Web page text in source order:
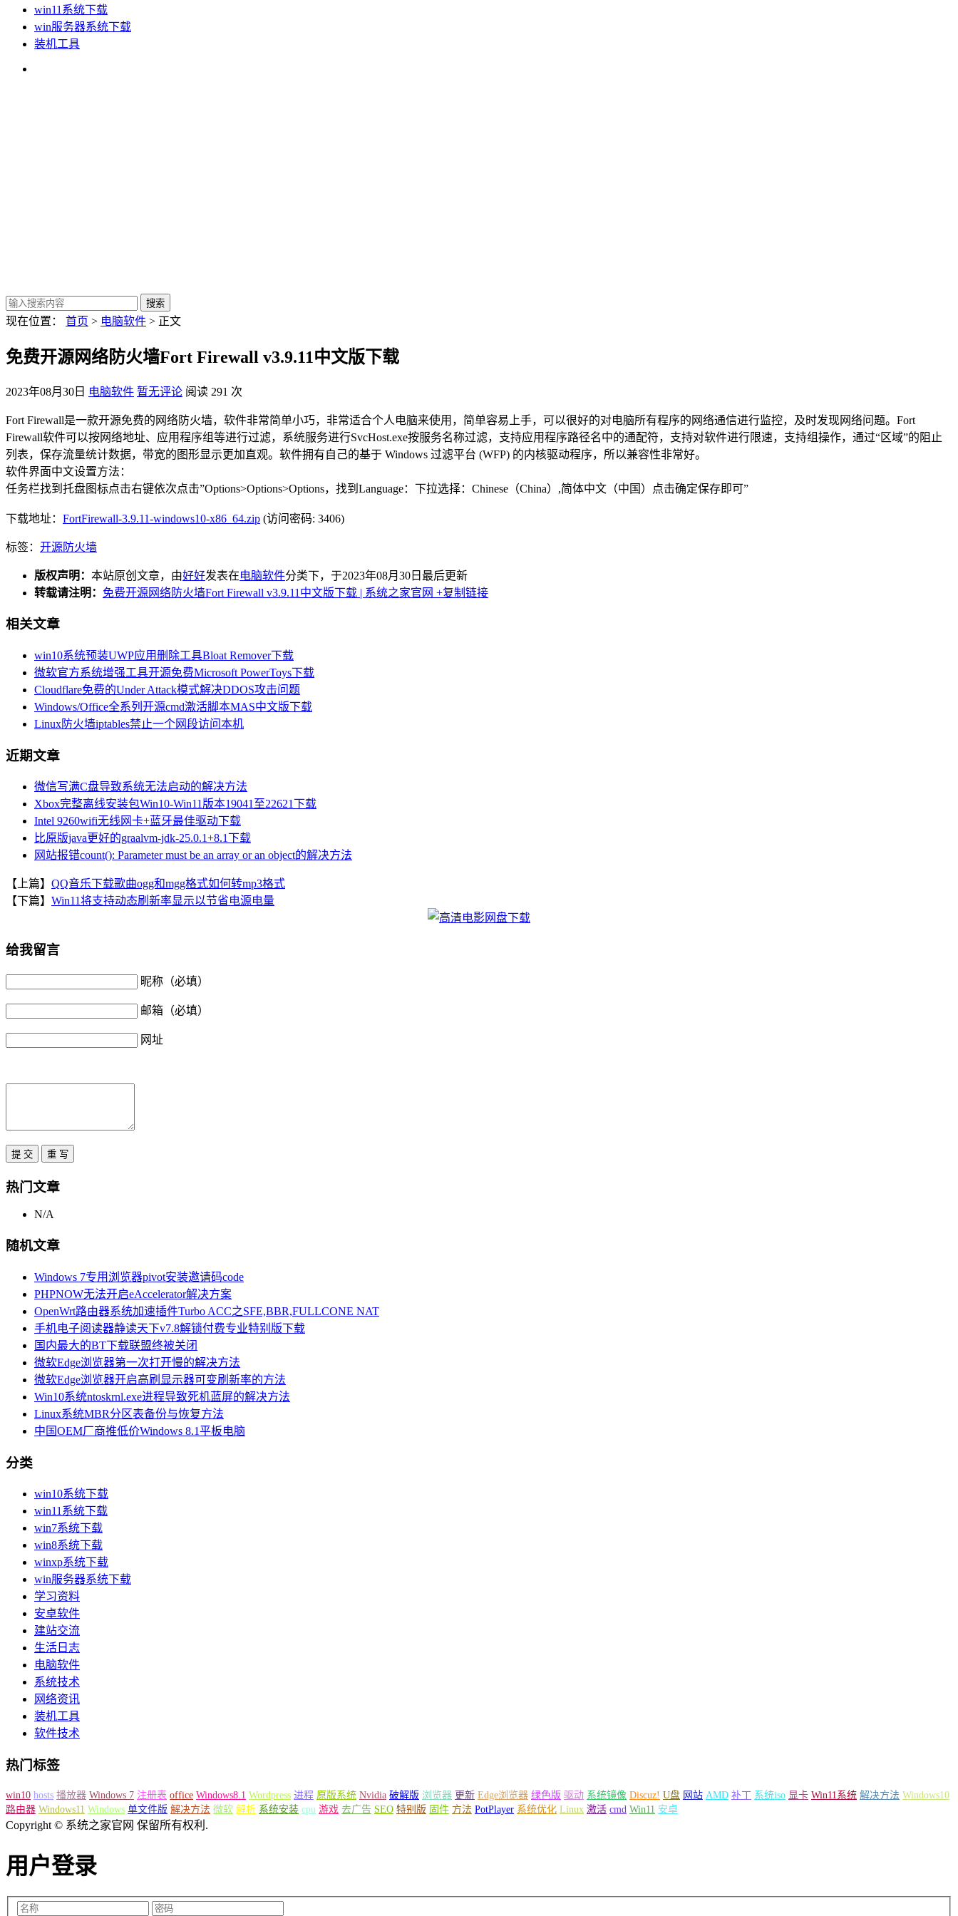
win11系统下载
win服务器系统下载
装机工具
现在位置： 首页 > 电脑软件 > 正文
免费开源网络防火墙Fort Firewall v3.9.11中文版下载
2023年08月30日 电脑软件 暂无评论 阅读 291 次
Fort Firewall是一款开源免费的网络防火墙，软件非常简单小巧，非常适合个人电脑来使用，简单容易上手，可以很好的对电脑所有程序的网络通信进行监控，及时发现网络问题。Fort
Firewall软件可以按网络地址、应用程序组等进行过滤，系统服务进行SvcHost.exe按服务名称过滤，支持应用程序路径名中的通配符，支持对软件进行限速，支持组操作，通过“区域”的阻止
列表，保存流量统计数据，带宽的图形显示更加直观。软件拥有自己的基于 Windows 过滤平台 (WFP) 的内核驱动程序，所以兼容性非常好。
软件界面中文设置方法：
任务栏找到托盘图标点击右键依次点击”Options>Options>Options，找到Language：下拉选择：Chinese（China）,简体中文（中国）点击确定保存即可”
下载地址： FortFirewall-3.9.11-windows10-x86_64.zip (访问密码: 3406)
标签： 开源 防火墙
版权声明： 本站原创文章，由好好发表在电脑软件分类下，于2023年08月30日最后更新
转载请注明： 免费开源网络防火墙Fort Firewall v3.9.11中文版下载 | 系统之家官网 +复制链接
相关文章
win10系统预装UWP应用删除工具Bloat Remover下载
微软官方系统增强工具开源免费Microsoft PowerToys下载
Cloudflare免费的Under Attack模式解决DDOS攻击问题
Windows/Office全系列开源cmd激活脚本MAS中文版下载
Linux防火墙iptables禁止一个网段访问本机
近期文章
微信写满C盘导致系统无法启动的解决方法
Xbox完整离线安装包Win10-Win11版本19041至22621下载
Intel 9260wifi无线网卡+蓝牙最佳驱动下载
比原版java更好的graalvm-jdk-25.0.1+8.1下载
网站报错count(): Parameter must be an array or an object的解决方法
【上篇】 QQ音乐下载歌曲ogg和mgg格式如何转mp3格式
【下篇】 Win11将支持动态刷新率显示以节省电源电量
给我留言
昵称（必填）
邮箱（必填）
网址
热门文章
N/A
随机文章
Windows 7专用浏览器pivot安装邀请码code
PHPNOW无法开启eAccelerator解决方案
OpenWrt路由器系统加速插件Turbo ACC之SFE,BBR,FULLCONE NAT
手机电子阅读器静读天下v7.8解锁付费专业特别版下载
国内最大的BT下载联盟终被关闭
微软Edge浏览器第一次打开慢的解决方法
微软Edge浏览器开启高刷显示器可变刷新率的方法
Win10系统ntoskrnl.exe进程导致死机蓝屏的解决方法
Linux系统MBR分区表备份与恢复方法
中国OEM厂商推低价Windows 8.1平板电脑
分类
win10系统下载
win11系统下载
win7系统下载
win8系统下载
winxp系统下载
win服务器系统下载
学习资料
安卓软件
建站交流
生活日志
电脑软件
系统技术
网络资讯
装机工具
软件技术
热门标签
win10 hosts 播放器 Windows 7 注册表 office Windows8.1 Wordpress 进程 原版系统 Nvidia 破解版 浏览器 更新 Edge浏览器 绿色版 驱动 系统镜像 Discuz! U盘 网站 AMD 补丁 系统iso 显卡 Win11系统 解决方法 Windows10
路由器 Windows11 Windows 单文件版 解决方法 微软 解析 系统安装 cpu 游戏 去广告 SEO 特别版 固件 方法 PotPlayer 系统优化 Linux 激活 cmd Win11 安卓
Copyright © 系统之家官网 保留所有权利.
用户登录